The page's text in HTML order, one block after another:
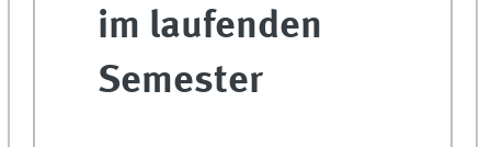
im laufenden
Semester